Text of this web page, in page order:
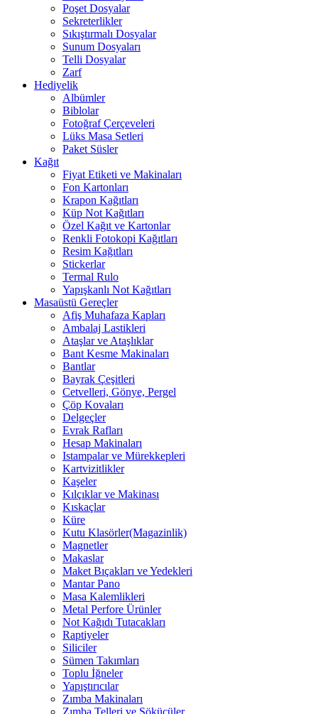
Poşet Dosyalar
Sekreterlikler
Sıkıştırmalı Dosyalar
Sunum Dosyaları
Telli Dosyalar
Zarf
Hediyelik
Albümler
Biblolar
Fotoğraf Çerçeveleri
Lüks Masa Setleri
Paket Süsler
Kağıt
Fiyat Etiketi ve Makinaları
Fon Kartonları
Krapon Kağıtları
Küp Not Kağıtları
Özel Kağıt ve Kartonlar
Renkli Fotokopi Kağıtları
Resim Kağıtları
Stickerlar
Termal Rulo
Yapışkanlı Not Kağıtları
Masaüstü Gereçler
Afiş Muhafaza Kapları
Ambalaj Lastikleri
Ataşlar ve Ataşlıklar
Bant Kesme Makinaları
Bantlar
Bayrak Çeşitleri
Cetvelleri, Gönye, Pergel
Çöp Kovaları
Delgeçler
Evrak Rafları
Hesap Makinaları
Istampalar ve Mürekkepleri
Kartvizitlikler
Kaşeler
Kılçıklar ve Makinası
Kıskaçlar
Küre
Kutu Klasörler(Magazinlik)
Magnetler
Makaslar
Maket Bıçakları ve Yedekleri
Mantar Pano
Masa Kalemlikleri
Metal Perfore Ürünler
Not Kağıdı Tutacakları
Raptiyeler
Siliciler
Sümen Takımları
Toplu İğneler
Yapıştırıcılar
Zımba Makinaları
Zımba Telleri ve Sökücüler